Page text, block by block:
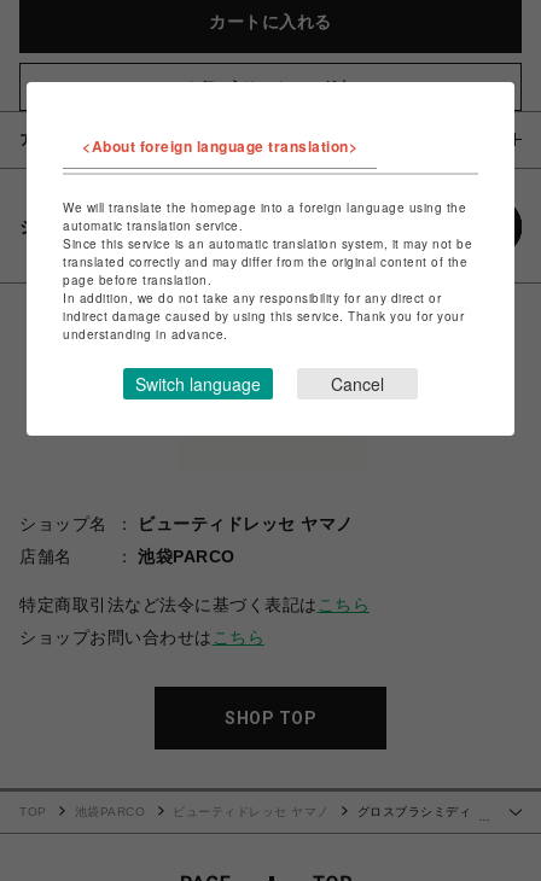
カートに入れる
お気に入りアイテムに追加
アイテム説明 / 素材
シェアする
ショップ名
ビューティドレッセ ヤマノ
店舗名
池袋PARCO
特定商取引法など法令に基づく表記は こちら
ショップお問い合わせは こちら
SHOP TOP
…
TOP 池袋PARCO ビューティドレッセ ヤマノ
グロスブラシミディ
<About foreign language translation>
We will translate the homepage into a foreign language using the
automatic translation service.
Since this service is an automatic translation system, it may not be
translated correctly and may differ from the original content of the
page before translation.
In addition, we do not take any responsibility for any direct or
indirect damage caused by using this service. Thank you for your
understanding in advance.
Switch language Cancel